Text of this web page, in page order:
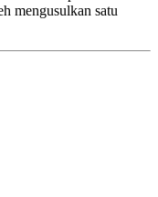
mengusulkan satu